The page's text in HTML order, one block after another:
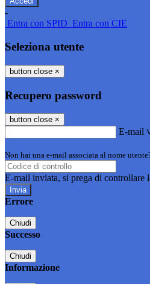
-
Entra con SPID Entra con CIE
Seleziona utente
button close ×
Recupero password
button close ×
E-mail
Non hai una e-mail associata al nome
E-mail inviata, si prega di controllare
Errore
Chiudi
Successo
Chiudi
Informazione